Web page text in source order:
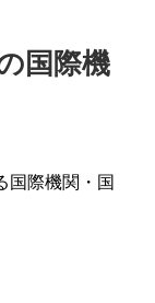
国際機
国際機関・国